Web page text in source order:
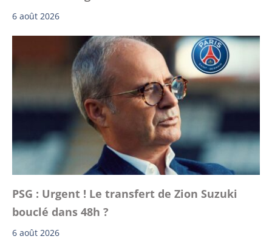
6 août 2026
PSG : Urgent ! Le transfert de Zion Suzuki
bouclé dans 48h ?
6 août 2026